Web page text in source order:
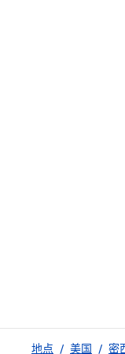
地点 / 美国 / 密